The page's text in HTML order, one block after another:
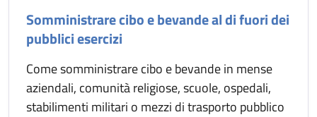
Somministrare cibo e bevande al di fuori dei
pubblici esercizi
Come somministrare cibo e bevande in mense
aziendali, comunità religiose, scuole, ospedali,
stabilimenti militari o mezzi di trasporto pubblico